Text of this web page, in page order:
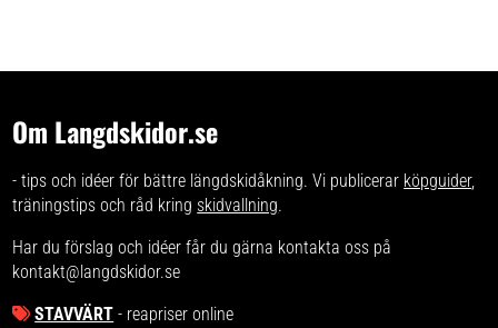
Om Langdskidor.se
- tips och idéer för bättre längdskidåkning. Vi publicerar köpguider,
träningstips och råd kring skidvallning.
Har du förslag och idéer får du gärna kontakta oss på
kontakt@langdskidor.se
STAVVÄRT - reapriser online